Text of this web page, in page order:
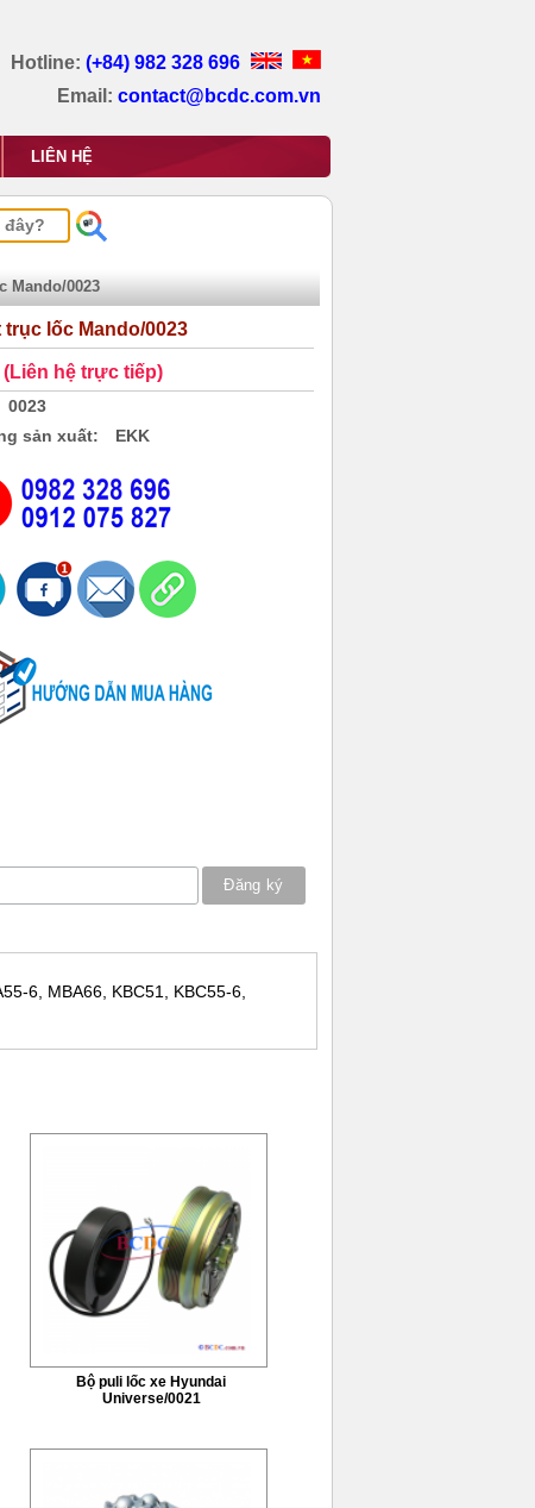
Hotline: (+84) 982 328 696
Email: contact@bcdc.com.vn
LIÊN HỆ
Mando/0023
trục lốc Mando/0023
(Liên hệ trực tiếp)
0023
sản xuất:
EKK
6, MBA66, KBC51, KBC55-6,
Bộ puli lốc xe Hyundai
Universe/0021